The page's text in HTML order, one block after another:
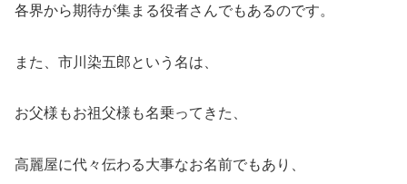
各界から期待が集まる役者さんでもあるのです。
また、市川染五郎という名は、
お父様もお祖父様も名乗ってきた、
高麗屋に代々伝わる大事なお名前でもあり、